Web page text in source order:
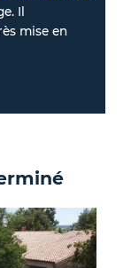
Il
mise en